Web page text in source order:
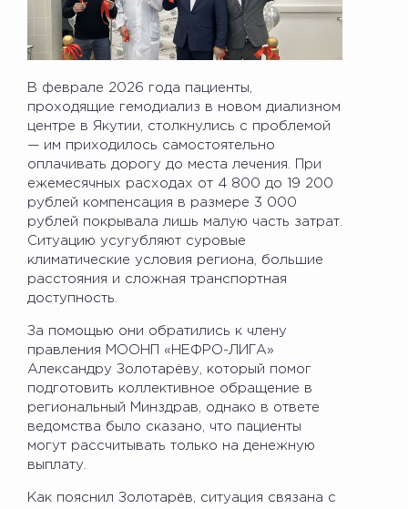
В феврале 2026 года пациенты,
проходящие гемодиализ в новом диализном
центре в Якутии, столкнулись с проблемой
— им приходилось самостоятельно
оплачивать дорогу до места лечения. При
ежемесячных расходах от 4 800 до 19 200
рублей компенсация в размере 3 000
рублей покрывала лишь малую часть затрат.
Ситуацию усугубляют суровые
климатические условия региона, большие
расстояния и сложная транспортная
доступность.
За помощью они обратились к члену
правления МООНП «НЕФРО-ЛИГА»
Александру Золотарёву, который помог
подготовить коллективное обращение в
региональный Минздрав, однако в ответе
ведомства было сказано, что пациенты
могут рассчитывать только на денежную
выплату.
Как пояснил Золотарёв, ситуация связана с